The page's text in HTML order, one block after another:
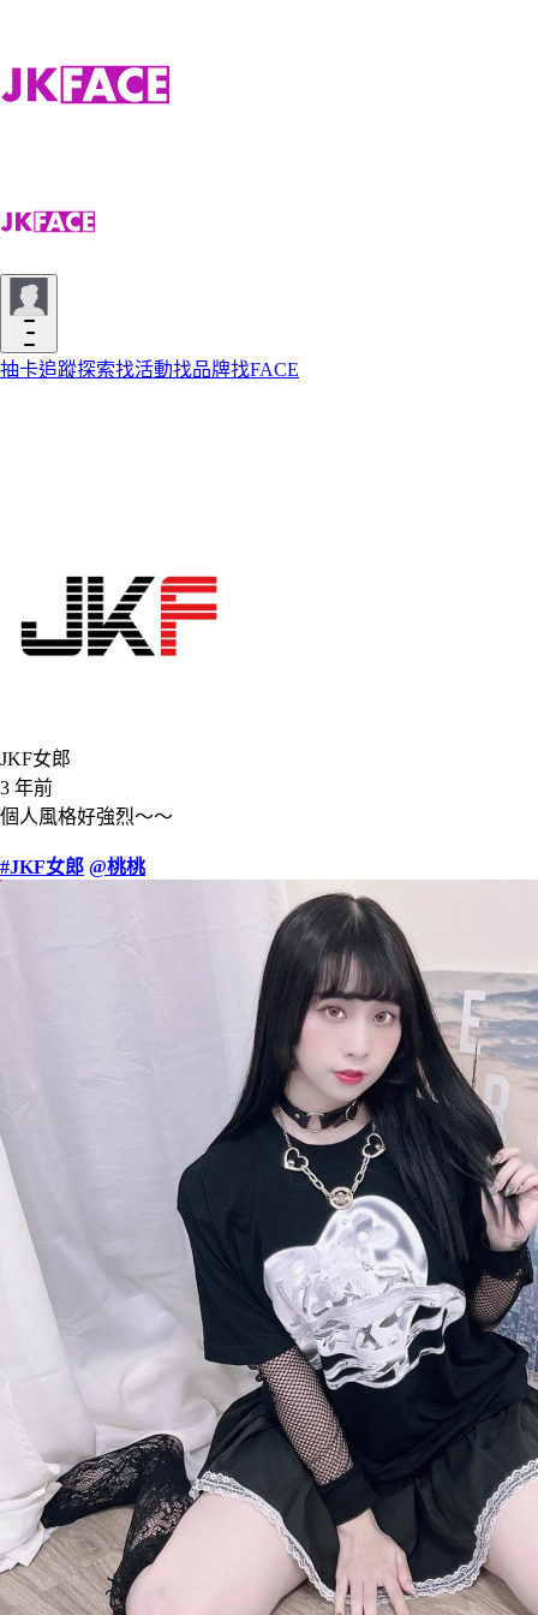
抽卡追蹤探索找活動找品牌找FACE
JKF女郎
3 年前
個人風格好強烈～～
#JKF女郎 @桃桃